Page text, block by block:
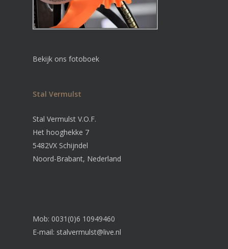
Bekijk ons fotoboek
Stal Vermulst
Stal Vermulst V.O.F.
Het hooghekke 7
5482VX Schijndel
Noord-Brabant, Nederland
Mob: 0031(0)6 10949460
E-mail: stalvermulst@live.nl